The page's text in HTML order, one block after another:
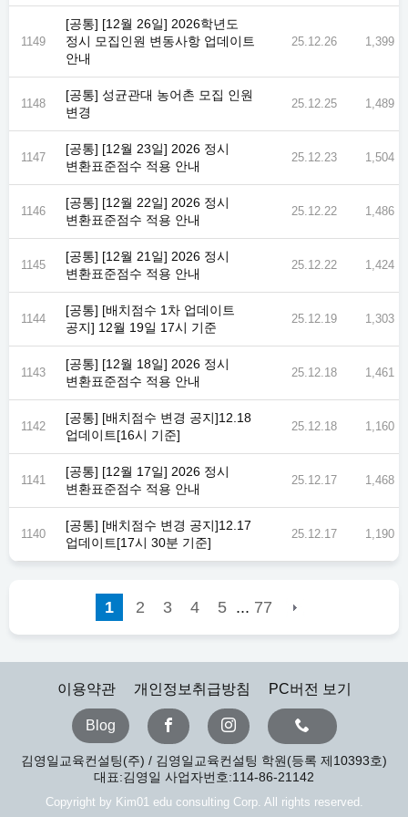
1149
[공통] [12월 26일] 2026학년도
정시 모집인원 변동사항 업데이트
안내
25.12.26 1,399
1148
[공통] 성균관대 농어촌 모집 인원
변경
25.12.25 1,489
1147
[공통] [12월 23일] 2026 정시
변환표준점수 적용 안내
25.12.23 1,504
1146
[공통] [12월 22일] 2026 정시
변환표준점수 적용 안내
25.12.22 1,486
1145
[공통] [12월 21일] 2026 정시
변환표준점수 적용 안내
25.12.22 1,424
1144
[공통] [배치점수 1차 업데이트
공지] 12월 19일 17시 기준
25.12.19 1,303
1143
[공통] [12월 18일] 2026 정시
변환표준점수 적용 안내
25.12.18 1,461
1142
[공통] [배치점수 변경 공지]12.18
업데이트[16시 기준]
25.12.18 1,160
1141
[공통] [12월 17일] 2026 정시
변환표준점수 적용 안내
25.12.17 1,468
1140
[공통] [배치점수 변경 공지]12.17
업데이트[17시 30분 기준]
25.12.17 1,190
1 2 3 4 5 ... 77
이용약관 개인정보취급방침 PC버전 보기
Blog
김영일교육컨설팅(주) / 김영일교육컨설팅 학원(등록 제10393호)
대표:김영일 사업자번호:114-86-21142
Copyright by Kim01 edu consulting Corp. All rights reserved.